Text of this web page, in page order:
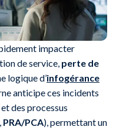
impacter
de service, perte de
logique d’infogérance
anticipe ces incidents
et des processus
PRA/PCA), permettant un